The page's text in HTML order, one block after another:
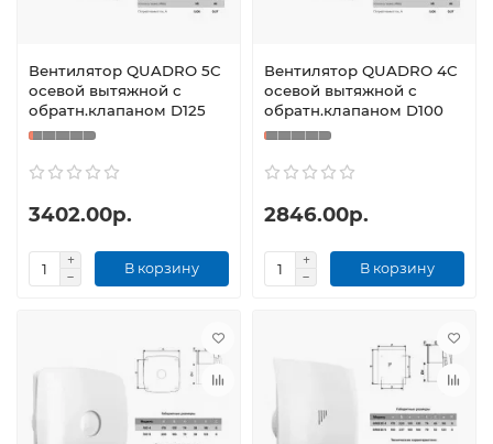
Вентилятор QUADRO 5C
осевой вытяжной с
обратн.клапаном D125
3402.00р.
В корзину
Вентилятор QUADRO 4C
осевой вытяжной с
обратн.клапаном D100
2846.00р.
В корзину